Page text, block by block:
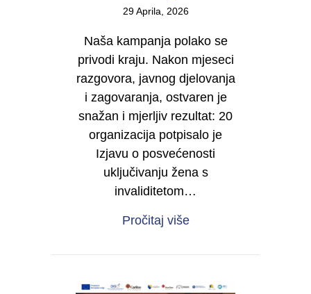
29 Aprila, 2026
Naša kampanja polako se
privodi kraju. Nakon mjeseci
razgovora, javnog djelovanja
i zagovaranja, ostvaren je
snažan i mjerljiv rezultat: 20
organizacija potpisalo je
Izjavu o posvećenosti
uključivanju žena s
invaliditetom…
Pročitaj višeabout Od sjene do